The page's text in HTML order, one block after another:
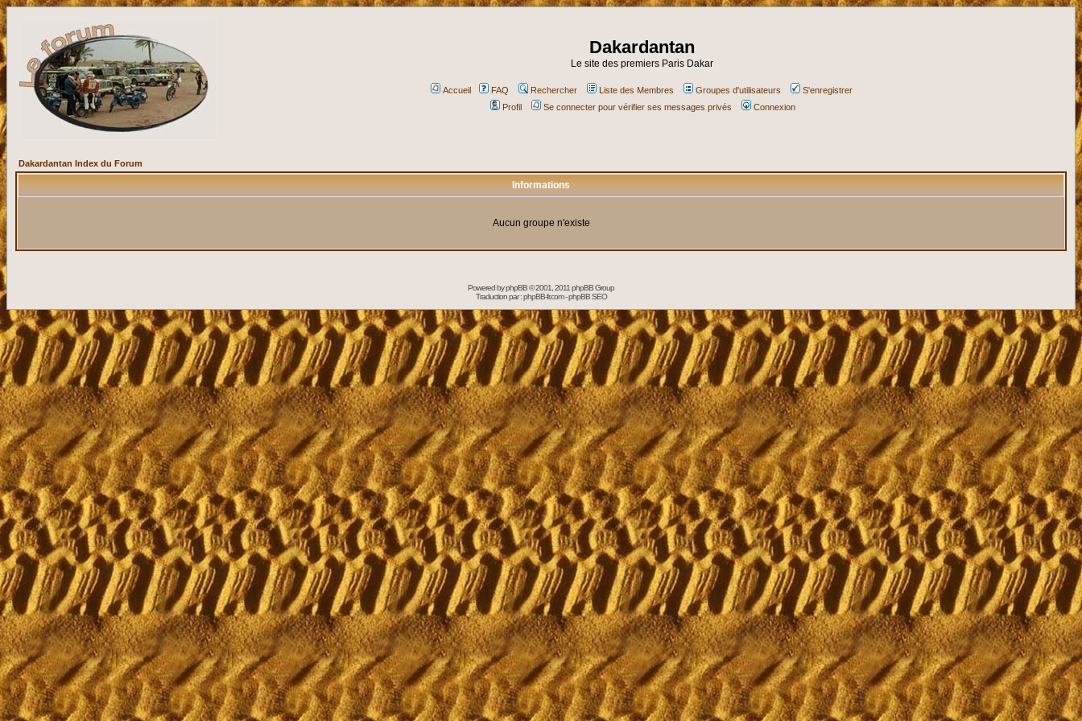
Dakardantan
Le site des premiers Paris Dakar
Accueil FAQ Rechercher Liste des Membres Groupes d'utilisateurs
S'enregistrer
Profil
Se connecter pour vérifier ses messages privés Connexion
Dakardantan Index du Forum
Informations
Aucun groupe n'existe
Powered byphpBB© 2001, 2011 phpBB Group
Traduction par :phpBB-fr.com-phpBB SEO